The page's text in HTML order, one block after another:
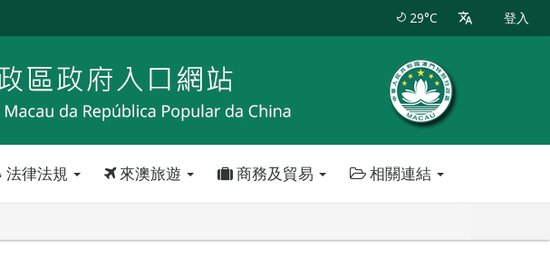
29°C 登入
法律法規 來澳旅遊 商務及貿易 相關連結